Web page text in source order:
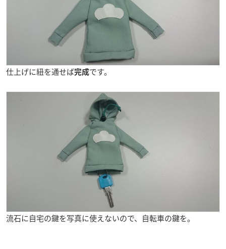
仕上げに紐を通せば完成です。
流石に自宅の鍵を写真に使えないので、自転車の鍵を。